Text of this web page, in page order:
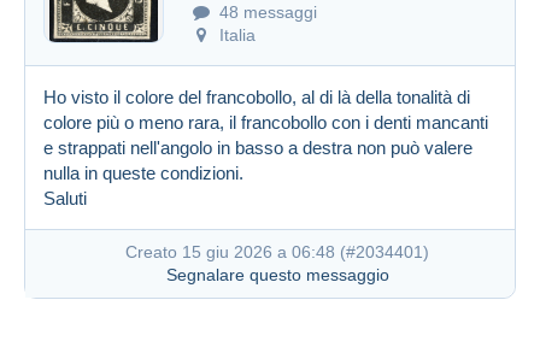
48 messaggi
Italia
Ho visto il colore del francobollo, al di là della tonalità di
colore più o meno rara, il francobollo con i denti mancanti
e strappati nell'angolo in basso a destra non può valere
nulla in queste condizioni.
Saluti
Creato 15 giu 2026 a 06:48 (#2034401)
Segnalare questo messaggio